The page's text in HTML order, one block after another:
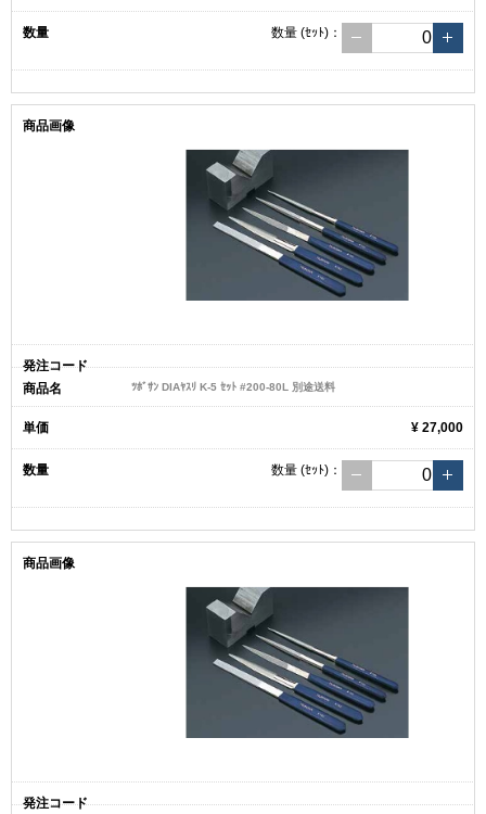
数量 (ｾｯﾄ) ：
ﾂﾎﾞｻﾝ DIAﾔｽﾘ K-5 ｾｯﾄ #200-80L 別途送料
¥ 27,000
数量 (ｾｯﾄ) ：